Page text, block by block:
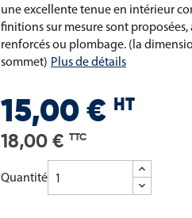
une excellente tenue en intérieur
finitions sur mesure sont
renforcés ou plombage. (la
sommet) Plus de détails
15,00 € HT
18,00 € TTC
Quantité